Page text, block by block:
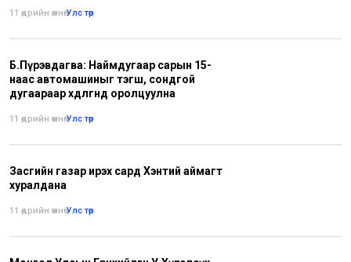
11 өдрийн өмнө•Улс төр
Б.Пүрэвдагва: Наймдугаар сарын 15-
наас автомашиныг тэгш, сондгой
дугаараар хөдөлгөөнд оролцуулна
11 өдрийн өмнө•Улс төр
Засгийн газар ирэх сард Хэнтий аймагт
хуралдана
11 өдрийн өмнө•Улс төр